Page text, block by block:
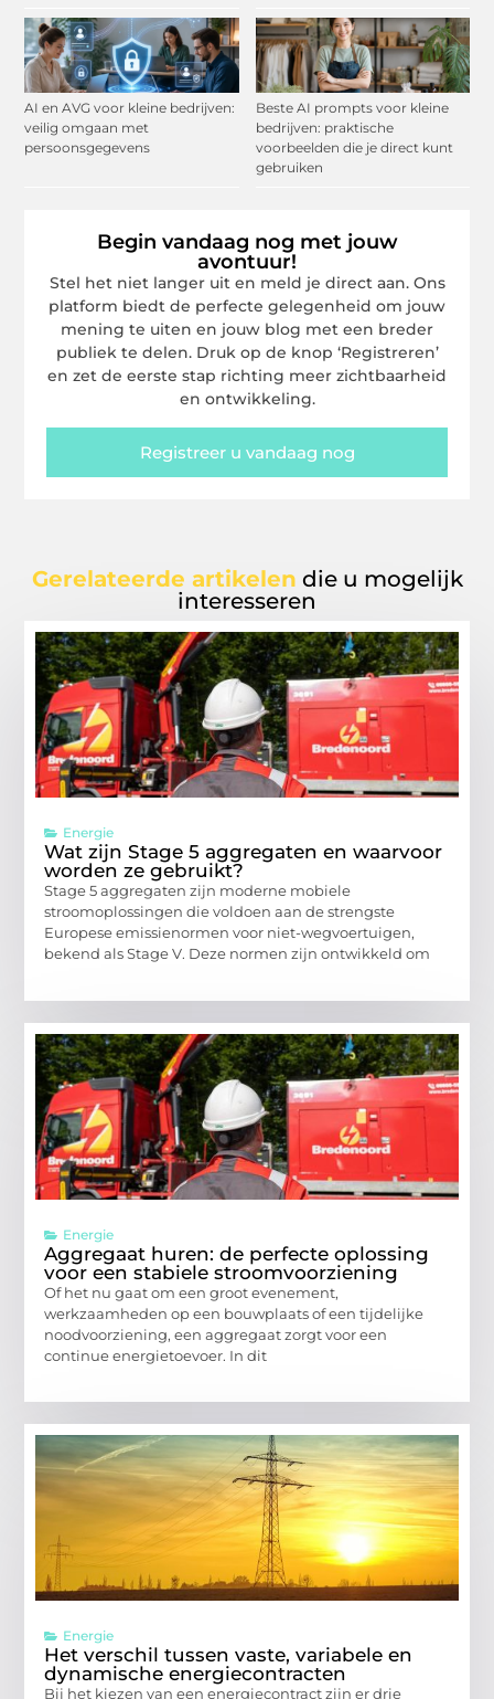
AI en AVG voor kleine bedrijven:
veilig omgaan met
persoonsgegevens
Beste AI prompts voor kleine
bedrijven: praktische
voorbeelden die je direct kunt
gebruiken
Begin vandaag nog met jouw
avontuur!
Stel het niet langer uit en meld je direct aan. Ons
platform biedt de perfecte gelegenheid om jouw
mening te uiten en jouw blog met een breder
publiek te delen. Druk op de knop ‘Registreren’
en zet de eerste stap richting meer zichtbaarheid
en ontwikkeling.
Registreer u vandaag nog
Gerelateerde artikelen die u mogelijk
interesseren
Energie
Wat zijn Stage 5 aggregaten en waarvoor
worden ze gebruikt?
Stage 5 aggregaten zijn moderne mobiele
stroomoplossingen die voldoen aan de strengste
Europese emissienormen voor niet-wegvoertuigen,
bekend als Stage V. Deze normen zijn ontwikkeld om
Energie
Aggregaat huren: de perfecte oplossing
voor een stabiele stroomvoorziening
Of het nu gaat om een groot evenement,
werkzaamheden op een bouwplaats of een tijdelijke
noodvoorziening, een aggregaat zorgt voor een
continue energietoevoer. In dit
Energie
Het verschil tussen vaste, variabele en
dynamische energiecontracten
Bij het kiezen van een energiecontract zijn er drie